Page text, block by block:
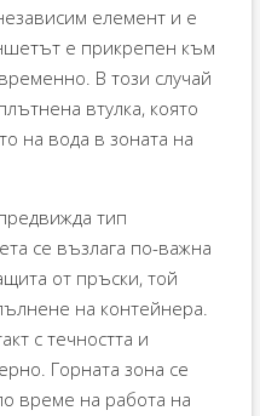
елемент и е
е прикрепен към
В този случай
втулка, която
на вода в зоната на
тип
се възлага по-важна
от пръски, той
на контейнера.
с течността и
Горната зона се
време на работа на